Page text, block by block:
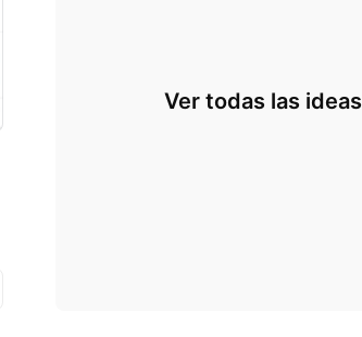
Ver todas las ideas